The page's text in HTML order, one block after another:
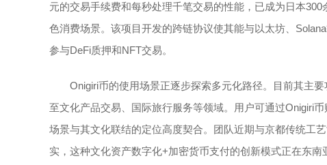
元的交易手续费和每秒处理千笔交易的性能，已成为日本
色消费场景。该项目开发的跨链协议使其能与以太坊、
参与DeFi质押和NFT交易。
Onigiri币的使用场景正逐步探索多元化路径。目前其主
至文化产品交易、国际旅行服务等领域。用户可通过Onigiri
场景与其文化联结的定位高度契合。团队近期与京都传统工
实，这种文化资产数字化+加密货币支付的创新模式正在东